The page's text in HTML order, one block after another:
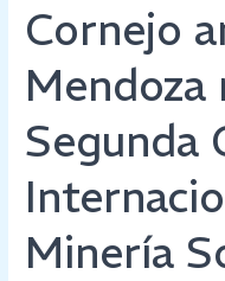
Cornejo
Mendoza
Segunda
Minería
Sostenible